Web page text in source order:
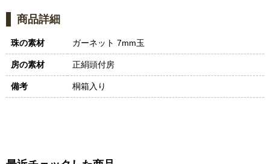
商品詳細
珠の素材 ガーネット 7mm玉
房の素材 正絹頭付房
備考 桐箱入り